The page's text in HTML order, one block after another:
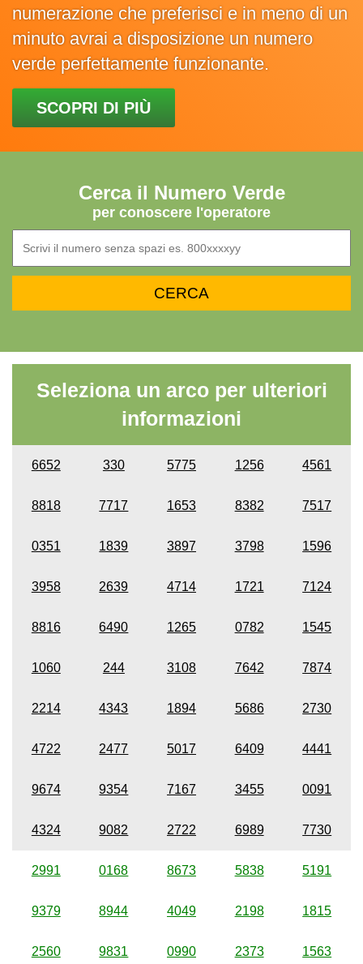
numerazione che preferisci e in meno di un
minuto avrai a disposizione un numero
verde perfettamente funzionante.
SCOPRI DI PIÙ
Cerca il Numero Verde
per conoscere l'operatore
Seleziona un arco per ulteriori
informazioni
6652 330 5775 1256 4561
8818 7717 1653 8382 7517
0351 1839 3897 3798 1596
3958 2639 4714 1721 7124
8816 6490 1265 0782 1545
1060 244 3108 7642 7874
2214 4343 1894 5686 2730
4722 2477 5017 6409 4441
9674 9354 7167 3455 0091
4324 9082 2722 6989 7730
2991 0168 8673 5838 5191
9379 8944 4049 2198 1815
2560 9831 0990 2373 1563